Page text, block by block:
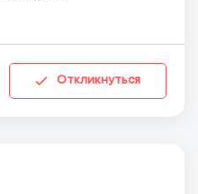
Откликнуться